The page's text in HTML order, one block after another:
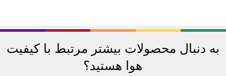
به دنبال محصولات بیشتر مرتبط با کیفیت
هوا هستید؟